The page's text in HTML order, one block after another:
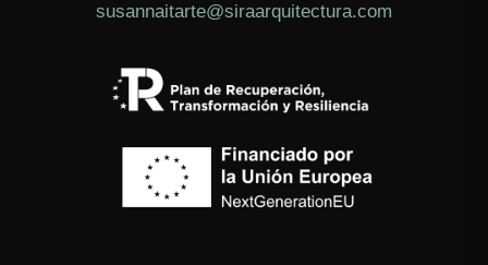
susannaitarte@siraarquitectura.com